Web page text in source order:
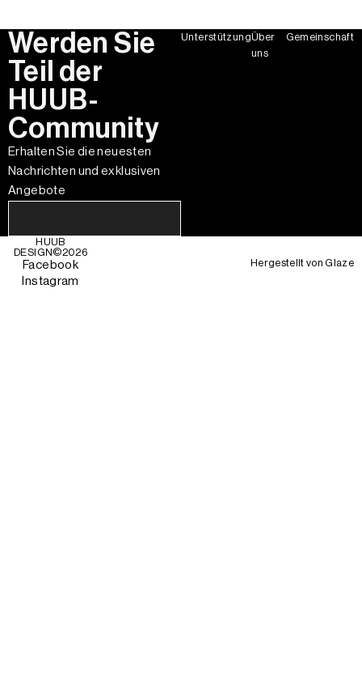
Werden Sie
Teil der
HUUB-
Community
Erhalten Sie die neuesten
Nachrichten und exklusiven
Angebote
UnterstützungÜber
uns
Gemeinschaft
HUUB
DESIGN©2026
Facebook
Instagram
Hergestellt vonGlaze